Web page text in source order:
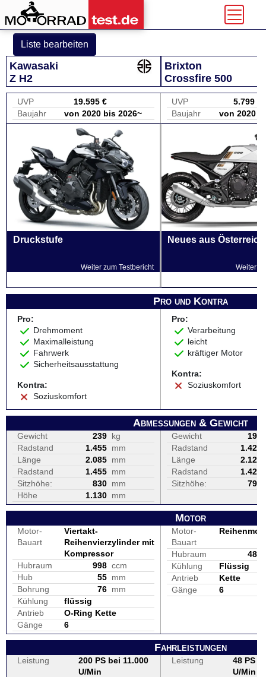
Liste bearbeiten
Kawasaki
Z H2
Brixton
Crossfire 500
UVP
19.595 €
Baujahr
von 2020 bis 2026~
UVP
5.799 €
Baujahr
von 2020
Druckstufe
Weiter zum Testbericht
Neues aus Österreich
Weiter
Pro und Kontra
Pro:
Drehmoment
Maximalleistung
Fahrwerk
Sicherheitsausstattung
Kontra:
Soziuskomfort
Pro:
Verarbeitung
leicht
kräftiger Motor
Kontra:
Soziuskomfort
Abmessungen & Gewicht
Gewicht 239 kg
Radstand
1.455 mm
Länge
2.085 mm
Radstand
1.455 mm
Sitzhöhe:
830 mm
Höhe
1.130 mm
Gewicht
190
Radstand
1.420
Länge
2.120
Radstand
1.420
Sitzhöhe:
795
Motor
Motor-
Bauart
Viertakt-
Reihenvierzylinder mit
Kompressor
Hubraum
998 ccm
Hub
55 mm
Bohrung
76 mm
Kühlung
flüssig
Antrieb
O-Ring Kette
Gänge
6
Motor-
Bauart
Hubraum
486
Kühlung
Flüssig
Antrieb
Kette
Gänge
6
Fahrleistungen
Leistung
200 PS bei 11.000
U/Min
Leistung
48 PS
U/Min